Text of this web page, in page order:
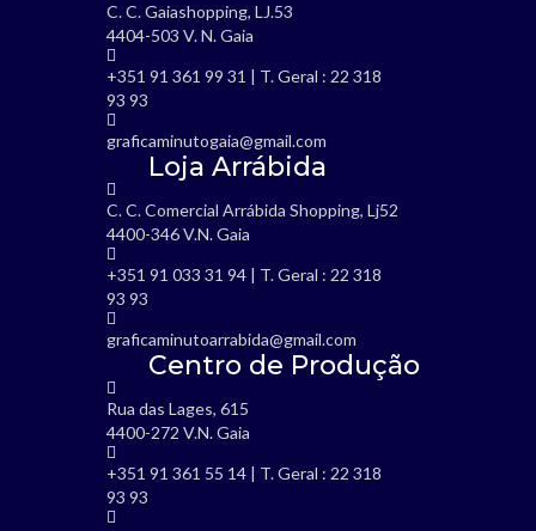
C. C. Gaiashopping, LJ.53
4404-503 V. N. Gaia
+351 91 361 99 31 | T. Geral : 22 318
93 93
graficaminutogaia@gmail.com
Loja Arrábida
C. C. Comercial Arrábida Shopping, Lj52
4400-346 V.N. Gaia
+351 91 033 31 94 | T. Geral : 22 318
93 93
graficaminutoarrabida@gmail.com
Centro de Produção
Rua das Lages, 615
4400-272 V.N. Gaia
+351 91 361 55 14 | T. Geral : 22 318
93 93